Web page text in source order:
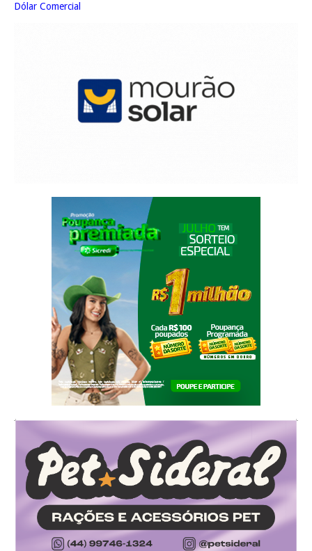
Dólar Comercial